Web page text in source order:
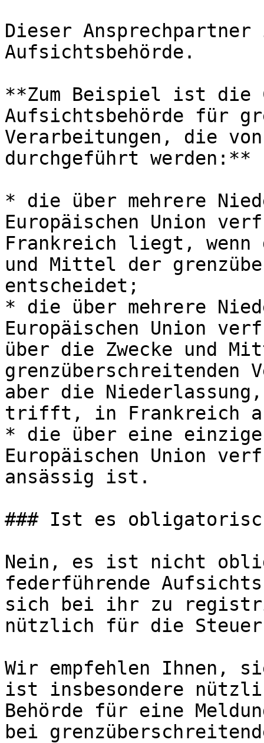
Dieser
Aufsichtsbehörde.
**Zum Beispiel ist die
Aufsichtsbehörde für
Verarbeitungen, die
durchgeführt werden:**
* die über mehrere
Europäischen Union
Frankreich liegt, wenn
und Mittel der
entscheidet;
* die über mehrere
Europäischen Union
über die Zwecke und
grenzüberschreitenden
aber die
trifft, in Frankreich
* die über eine
Europäischen Union
ansässig ist.
### Ist es
Nein, es ist nicht
federführende
sich bei ihr zu
nützlich für die
Wir empfehlen Ihnen,
ist insbesondere
Behörde für eine
bei